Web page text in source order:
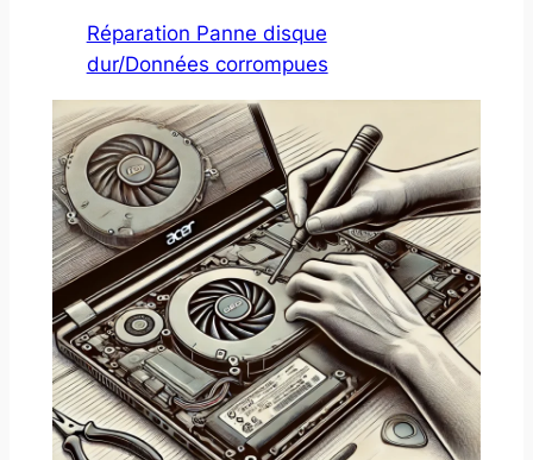
Réparation Panne disque
dur/Données corrompues